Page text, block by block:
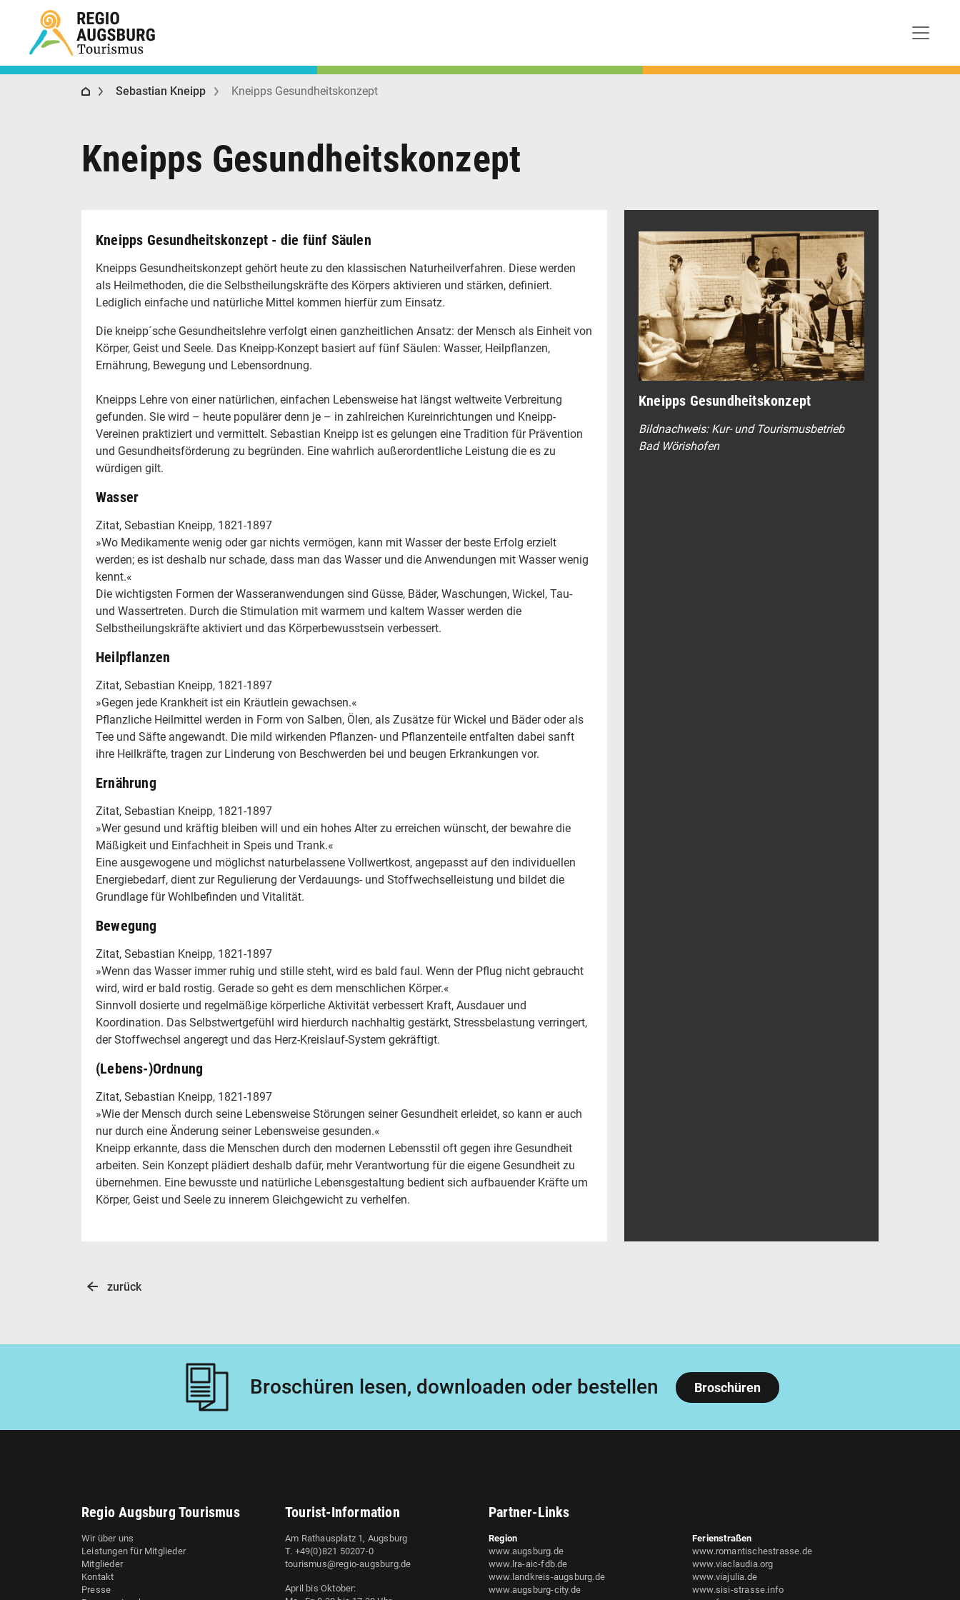
Regio Augsburg Tourismus
Sebastian Kneipp Kneipps Gesundheitskonzept
Kneipps Gesundheitskonzept
Kneipps Gesundheitskonzept - die fünf Säulen
Kneipps Gesundheitskonzept gehört heute zu den klassischen Naturheilverfahren. Diese werden
als Heilmethoden, die die Selbstheilungskräfte des Körpers aktivieren und stärken, definiert.
Lediglich einfache und natürliche Mittel kommen hierfür zum Einsatz.
Die kneipp´sche Gesundheitslehre verfolgt einen ganzheitlichen Ansatz: der Mensch als Einheit von
Körper, Geist und Seele. Das Kneipp-Konzept basiert auf fünf Säulen: Wasser, Heilpflanzen,
Ernährung, Bewegung und Lebensordnung.
Kneipps Lehre von einer natürlichen, einfachen Lebensweise hat längst weltweite Verbreitung
gefunden. Sie wird – heute populärer denn je – in zahlreichen Kureinrichtungen und Kneipp-
Vereinen praktiziert und vermittelt. Sebastian Kneipp ist es gelungen eine Tradition für Prävention
und Gesundheitsförderung zu begründen. Eine wahrlich außerordentliche Leistung die es zu
würdigen gilt.
Wasser
Zitat, Sebastian Kneipp, 1821-1897
»Wo Medikamente wenig oder gar nichts vermögen, kann mit Wasser der beste Erfolg erzielt
werden; es ist deshalb nur schade, dass man das Wasser und die Anwendungen mit Wasser wenig
kennt.«
Die wichtigsten Formen der Wasseranwendungen sind Güsse, Bäder, Waschungen, Wickel, Tau-
und Wassertreten. Durch die Stimulation mit warmem und kaltem Wasser werden die
Selbstheilungskräfte aktiviert und das Körperbewusstsein verbessert.
Heilpflanzen
Zitat, Sebastian Kneipp, 1821-1897
»Gegen jede Krankheit ist ein Kräutlein gewachsen.«
Pflanzliche Heilmittel werden in Form von Salben, Ölen, als Zusätze für Wickel und Bäder oder als
Tee und Säfte angewandt. Die mild wirkenden Pflanzen- und Pflanzenteile entfalten dabei sanft
ihre Heilkräfte, tragen zur Linderung von Beschwerden bei und beugen Erkrankungen vor.
Ernährung
Zitat, Sebastian Kneipp, 1821-1897
»Wer gesund und kräftig bleiben will und ein hohes Alter zu erreichen wünscht, der bewahre die
Mäßigkeit und Einfachheit in Speis und Trank.«
Eine ausgewogene und möglichst naturbelassene Vollwertkost, angepasst auf den individuellen
Energiebedarf, dient zur Regulierung der Verdauungs- und Stoffwechselleistung und bildet die
Grundlage für Wohlbefinden und Vitalität.
Bewegung
Zitat, Sebastian Kneipp, 1821-1897
»Wenn das Wasser immer ruhig und stille steht, wird es bald faul. Wenn der Pflug nicht gebraucht
wird, wird er bald rostig. Gerade so geht es dem menschlichen Körper.«
Sinnvoll dosierte und regelmäßige körperliche Aktivität verbessert Kraft, Ausdauer und
Koordination. Das Selbstwertgefühl wird hierdurch nachhaltig gestärkt, Stressbelastung verringert,
der Stoffwechsel angeregt und das Herz-Kreislauf-System gekräftigt.
(Lebens-)Ordnung
Zitat, Sebastian Kneipp, 1821-1897
»Wie der Mensch durch seine Lebensweise Störungen seiner Gesundheit erleidet, so kann er auch
nur durch eine Änderung seiner Lebensweise gesunden.«
Kneipp erkannte, dass die Menschen durch den modernen Lebensstil oft gegen ihre Gesundheit
arbeiten. Sein Konzept plädiert deshalb dafür, mehr Verantwortung für die eigene Gesundheit zu
übernehmen. Eine bewusste und natürliche Lebensgestaltung bedient sich aufbauender Kräfte um
Körper, Geist und Seele zu innerem Gleichgewicht zu verhelfen.
Kneipps Gesundheitskonzept
Bildnachweis: Kur- und Tourismusbetrieb
Bad Wörishofen
zurück
Broschüren lesen, downloaden oder bestellen Broschüren
Regio Augsburg Tourismus
Wir über uns
Leistungen für Mitglieder
Mitglieder
Kontakt
Presse
Tourist-Information
Am Rathausplatz 1, Augsburg
T. +49(0)821 50207-0
tourismus@regio-augsburg.de
April bis Oktober:
Partner-Links
Region
www.augsburg.de
www.lra-aic-fdb.de
www.landkreis-augsburg.de
www.augsburg-city.de
Ferienstraßen
www.romantischestrasse.de
www.viaclaudia.org
www.viajulia.de
www.sisi-strasse.info